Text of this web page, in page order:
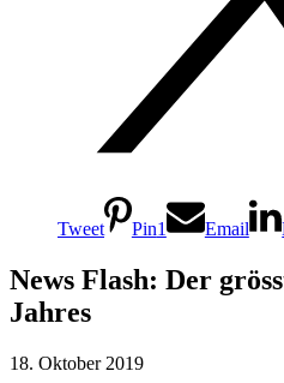
Tweet Pin1 Email
News Flash: Der
Jahres
18. Oktober 2019